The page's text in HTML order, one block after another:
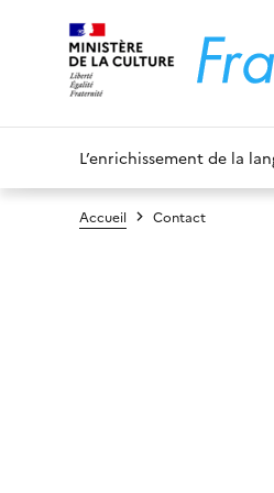
L’enrichissement de la
Accueil Contact